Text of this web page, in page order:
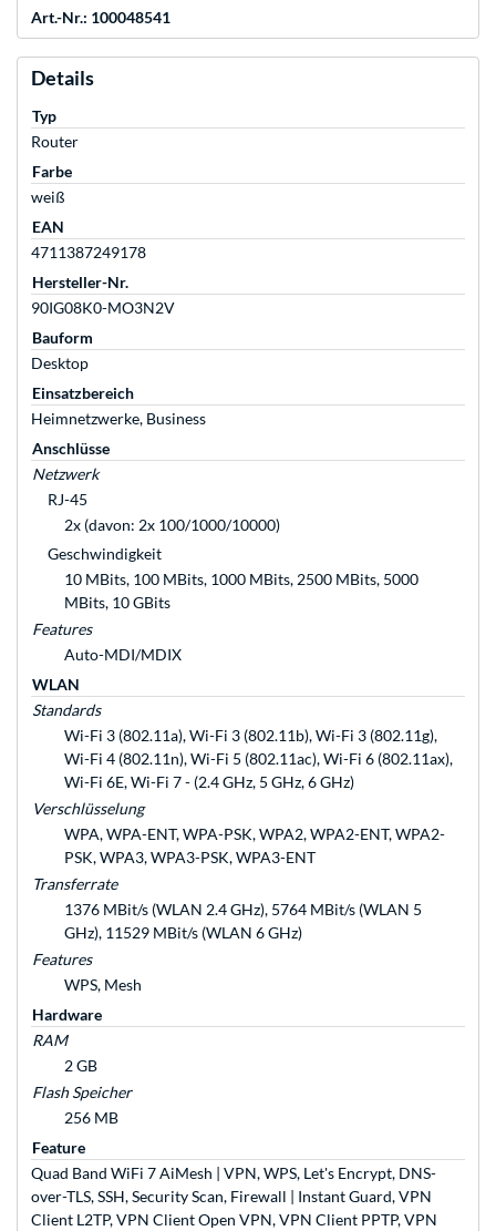
Art.-Nr.: 100048541
Details
Typ
Router
Farbe
weiß
EAN
4711387249178
Hersteller-Nr.
90IG08K0-MO3N2V
Bauform
Desktop
Einsatzbereich
Heimnetzwerke, Business
Anschlüsse
Netzwerk
RJ-45
2x (davon: 2x 100/1000/10000)
Geschwindigkeit
10 MBits, 100 MBits, 1000 MBits, 2500 MBits, 5000
MBits, 10 GBits
Features
Auto-MDI/MDIX
WLAN
Standards
Wi-Fi 3 (802.11a), Wi-Fi 3 (802.11b), Wi-Fi 3 (802.11g),
Wi-Fi 4 (802.11n), Wi-Fi 5 (802.11ac), Wi-Fi 6 (802.11ax),
Wi-Fi 6E, Wi-Fi 7 - (2.4 GHz, 5 GHz, 6 GHz)
Verschlüsselung
WPA, WPA-ENT, WPA-PSK, WPA2, WPA2-ENT, WPA2-
PSK, WPA3, WPA3-PSK, WPA3-ENT
Transferrate
1376 MBit/s (WLAN 2.4 GHz), 5764 MBit/s (WLAN 5
GHz), 11529 MBit/s (WLAN 6 GHz)
Features
WPS, Mesh
Hardware
RAM
2 GB
Flash Speicher
256 MB
Feature
Quad Band WiFi 7 AiMesh | VPN, WPS, Let's Encrypt, DNS-
over-TLS, SSH, Security Scan, Firewall | Instant Guard, VPN
Client L2TP, VPN Client Open VPN, VPN Client PPTP, VPN